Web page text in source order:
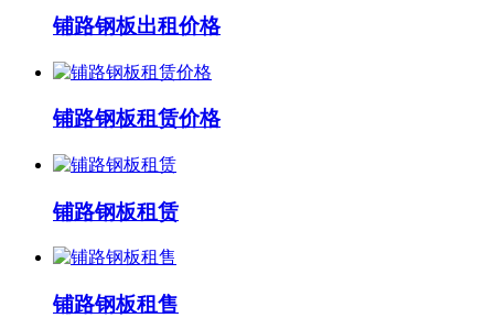
铺路钢板出租价格
铺路钢板租赁价格
铺路钢板租赁
铺路钢板租售